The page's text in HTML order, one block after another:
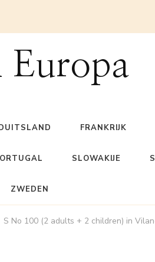
Europa
FRANKRIJK
SLOWAKIJE
ZWEDEN
S No 100 (2 adults + 2 children) in